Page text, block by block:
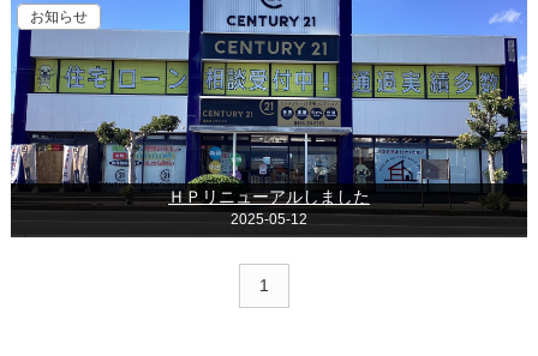
お知らせ
ＨＰリニューアルしました
2025-05-12
1